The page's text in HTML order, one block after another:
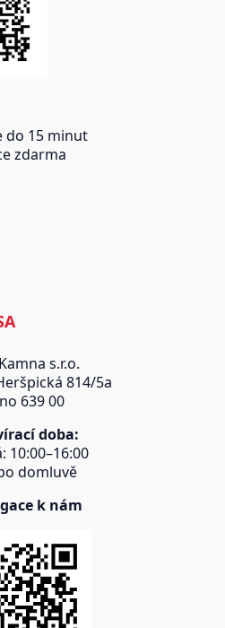
do 15 minut
zdarma
s.r.o.
814/5a
639 00
doba:
10:00–16:00
domluvě
k nám